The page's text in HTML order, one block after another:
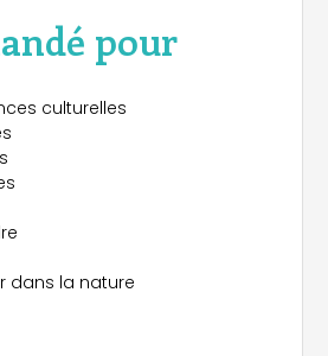
pour
culturelles
dans la nature